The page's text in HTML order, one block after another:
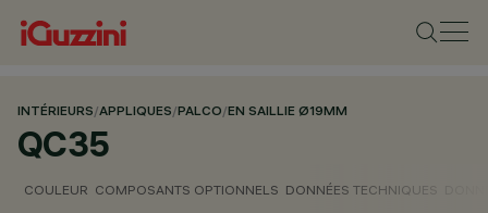
INTÉRIEURS/APPLIQUES/PALCO/EN SAILLIE Ø19MM
QC35
COULEUR COMPOSANTS OPTIONNELS DONNÉES TECHNIQUES